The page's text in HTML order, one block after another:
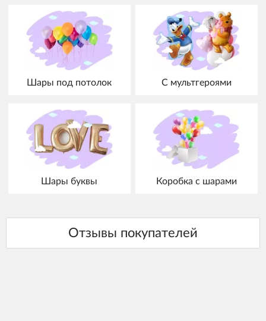
Шары под потолок С мультгероями
Шары буквы Коробка с шарами